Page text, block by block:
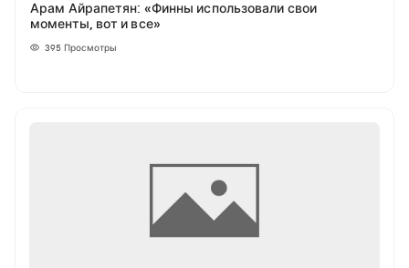
Арам Айрапетян: «Финны использовали свои
моменты, вот и все»
395 Просмотры